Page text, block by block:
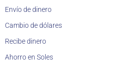
Envío de dinero
Cambio de dólares
Recibe dinero
Ahorro en Soles